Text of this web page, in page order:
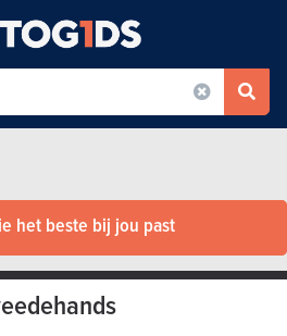
het beste bij jou past